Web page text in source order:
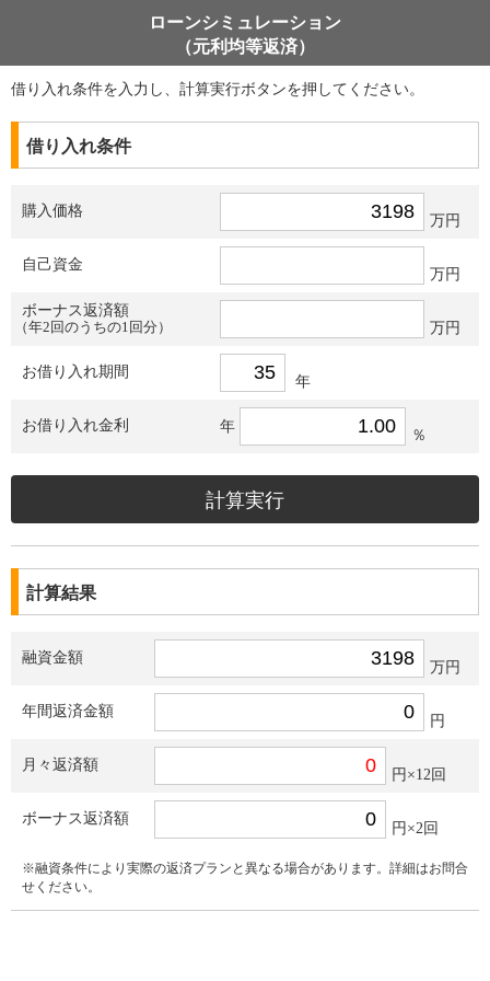
ローンシミュレーション
（元利均等返済）
借り入れ条件を入力し、計算実行ボタンを押してください。
借り入れ条件
購入価格
万円
自己資金
万円
ボーナス返済額
（年2回のうちの1回分）
万円
お借り入れ期間
年
お借り入れ金利 年
％
計算結果
融資金額
万円
年間返済金額
円
月々返済額
円×12回
ボーナス返済額
円×2回
※融資条件により実際の返済プランと異なる場合があります。詳細はお問合
せください。